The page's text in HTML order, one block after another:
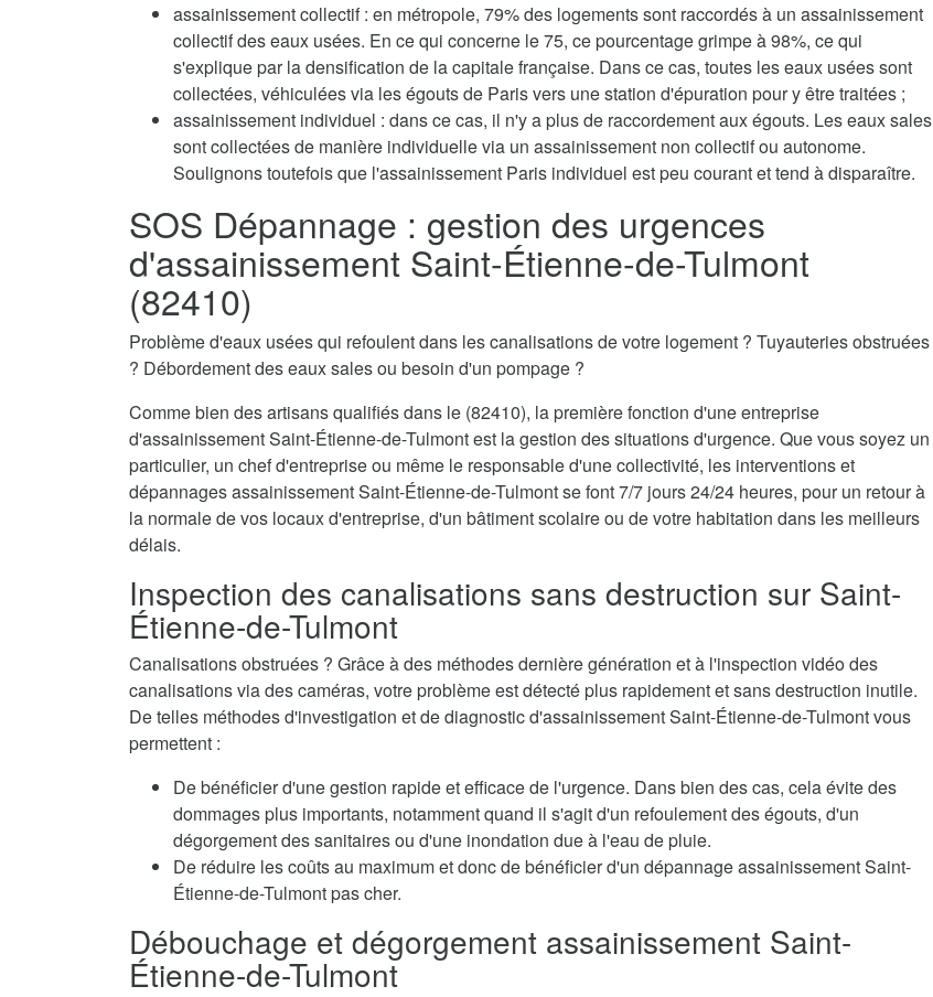
assainissement collectif : en métropole, 79% des logements sont raccordés à un assainissement
collectif des eaux usées. En ce qui concerne le 75, ce pourcentage grimpe à 98%, ce qui
s'explique par la densification de la capitale française. Dans ce cas, toutes les eaux usées sont
collectées, véhiculées via les égouts de Paris vers une station d'épuration pour y être traitées ;
assainissement individuel : dans ce cas, il n'y a plus de raccordement aux égouts. Les eaux sales
sont collectées de manière individuelle via un assainissement non collectif ou autonome.
Soulignons toutefois que l'assainissement Paris individuel est peu courant et tend à disparaître.
SOS Dépannage : gestion des urgences
d'assainissement Saint-Étienne-de-Tulmont
(82410)
Problème d'eaux usées qui refoulent dans les canalisations de votre logement ? Tuyauteries obstruées
? Débordement des eaux sales ou besoin d'un pompage ?
Comme bien des artisans qualifiés dans le (82410), la première fonction d'une entreprise
d'assainissement Saint-Étienne-de-Tulmont est la gestion des situations d'urgence. Que vous soyez un
particulier, un chef d'entreprise ou même le responsable d'une collectivité, les interventions et
dépannages assainissement Saint-Étienne-de-Tulmont se font 7/7 jours 24/24 heures, pour un retour à
la normale de vos locaux d'entreprise, d'un bâtiment scolaire ou de votre habitation dans les meilleurs
délais.
Inspection des canalisations sans destruction sur Saint-
Étienne-de-Tulmont
Canalisations obstruées ? Grâce à des méthodes dernière génération et à l'inspection vidéo des
canalisations via des caméras, votre problème est détecté plus rapidement et sans destruction inutile.
De telles méthodes d'investigation et de diagnostic d'assainissement Saint-Étienne-de-Tulmont vous
permettent :
De bénéficier d'une gestion rapide et efficace de l'urgence. Dans bien des cas, cela évite des
dommages plus importants, notamment quand il s'agit d'un refoulement des égouts, d'un
dégorgement des sanitaires ou d'une inondation due à l'eau de pluie.
De réduire les coûts au maximum et donc de bénéficier d'un dépannage assainissement Saint-
Étienne-de-Tulmont pas cher.
Débouchage et dégorgement assainissement Saint-
Étienne-de-Tulmont